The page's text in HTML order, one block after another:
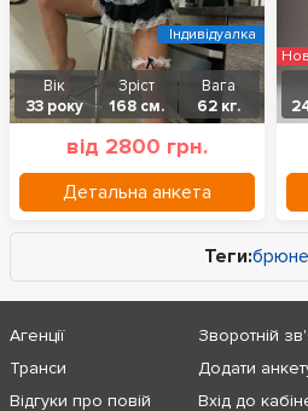
Вік
33 року
Зріст
168 см.
Вага
62 кг.
від 2800 грн.
Детальна анкета
Індивідуалка
Теги:
Агенції
Транси
Відгуки про повій
Зворотній
Додати
Вхід до